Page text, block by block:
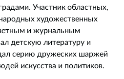
Участник областных,
художественных
и журнальным
детскую литературу и
серию дружеских шаржей
искусства и политиков.